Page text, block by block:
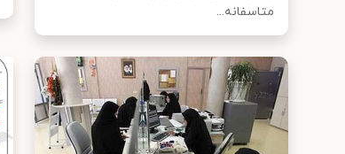
متاسفانه...